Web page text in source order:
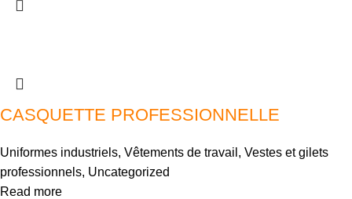
CASQUETTE PROFESSIONNELLE
Uniformes industriels, Vêtements de travail , Vestes et gilets
professionnels, Uncategorized
Read more